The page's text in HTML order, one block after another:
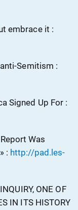
embrace it :
Semitism :
Signed Up For :
Was
: http://pad.les-
ONE OF
IN ITS HISTORY